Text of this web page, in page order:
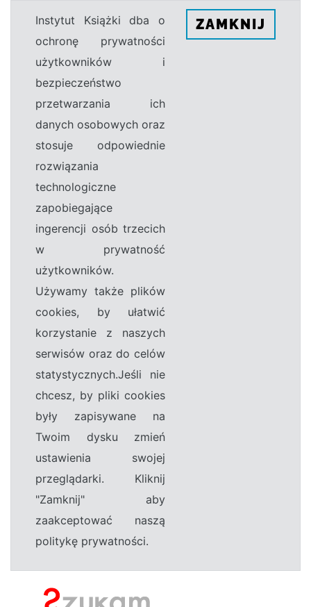
Instytut Książki dba o
ochronę prywatności
użytkowników i
bezpieczeństwo
przetwarzania ich
danych osobowych oraz
stosuje odpowiednie
rozwiązania
technologiczne
zapobiegające
ingerencji osób trzecich
w prywatność
użytkowników.
Używamy także plików
cookies, by ułatwić
korzystanie z naszych
serwisów oraz do celów
statystycznych.Jeśli nie
chcesz, by pliki cookies
były zapisywane na
Twoim dysku zmień
ustawienia swojej
przeglądarki. Kliknij
"Zamknij" aby
zaakceptować naszą
politykę prywatności.
ZAMKNIJ